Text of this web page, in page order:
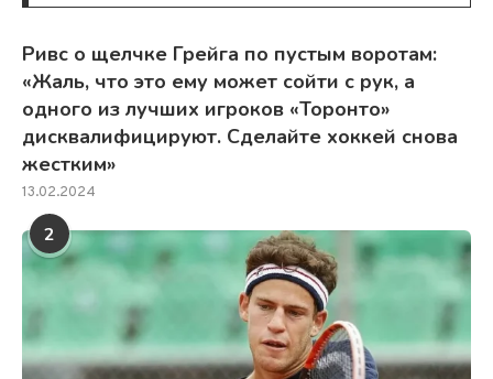
Ривс о щелчке Грейга по пустым воротам:
«Жаль, что это ему может сойти с рук, а
одного из лучших игроков «Торонто»
дисквалифицируют. Сделайте хоккей снова
жестким»
13.02.2024
2